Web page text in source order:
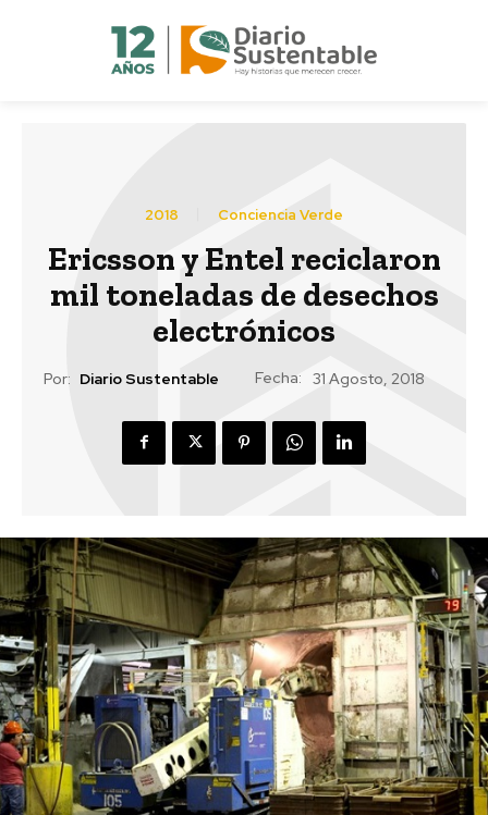
2018 Conciencia Verde
Ericsson y Entel reciclaron
mil toneladas de desechos
electrónicos
Por: Diario Sustentable Fecha: 31 Agosto, 2018